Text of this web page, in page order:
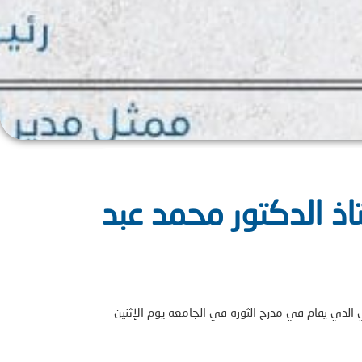
الدكتور محمد عبد
الذي يقام في مدرج الثورة في الجامعة يوم الإثنين